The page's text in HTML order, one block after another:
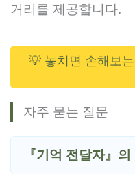
거리를 제공합니다.
💡 놓치면 손해보
자주 묻는 질문
『기억 전달자』